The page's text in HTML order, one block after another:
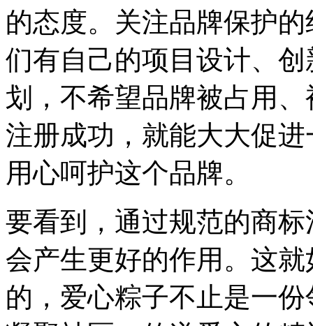
的态度。关注品牌保护
们有自己的项目设计、
划，不希望品牌被占用
注册成功，就能大大促
用心呵护这个品牌。
要看到，通过规范的商
会产生更好的作用。这
的，爱心粽子不止是一